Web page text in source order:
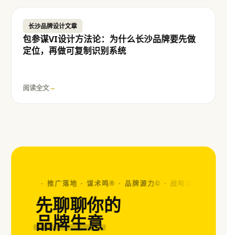
长沙品牌设计文章
包参谋VI设计方法论：为什么长沙品牌要先做
定位，再做可复制识别系统
阅读全文→
觉设计 · 推广落地 · 谋术鸣® · 品牌源力© · 战略定位 · 视觉
先聊聊你的
品牌生意